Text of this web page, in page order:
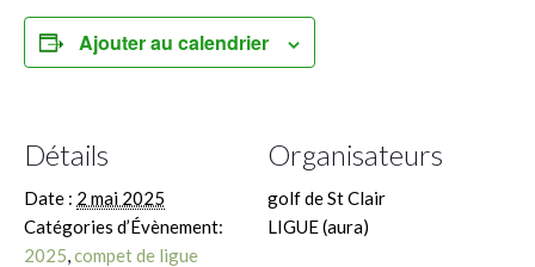
Ajouter au calendrier
Détails
Date : 2 mai 2025
Catégories d’Évènement:
2025,compet de ligue
Organisateurs
golf de St Clair
LIGUE (aura)